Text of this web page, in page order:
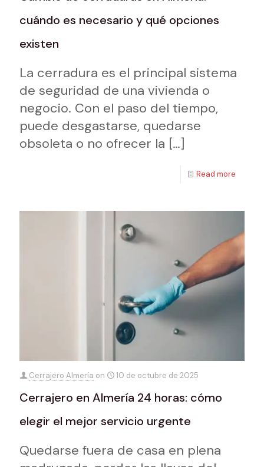
cuándo es necesario y qué opciones
existen
La cerradura es el principal sistema
de seguridad de una vivienda o
negocio. Con el paso del tiempo,
puede desgastarse, quedarse
obsoleta o no ofrecer la […]
Read more
Cerrajero Almería on 10 de octubre de 2025
Cerrajero en Almería 24 horas: cómo
elegir el mejor servicio urgente
Quedarse fuera de casa en plena